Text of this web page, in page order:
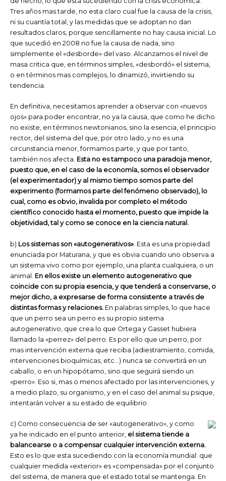
Tres años mas tarde, no esta claro cual fue la causa de la crisis,
ni su cuantía total, y las medidas que se adoptan no dan
resultados claros, porque sencillamente no hay causa inicial. Lo
que sucedió en 2008 no fue la causa de nada, sino
simplemente el «desborde» del vaso. Alcanzamos el nivel de
masa critica que, en términos simples, «desbordó» el sistema,
o en términos mas complejos, lo dinamizó, invirtiendo su
tendencia.
En definitiva, necesitamos aprender a observar con «nuevos
ojos» para poder encontrar, no ya la causa, que como he dicho
no existe, en términos newtonianos, sino la esencia, el principio
rector, del sistema del que, por otro lado, y no es una
circunstancia menor, formamos parte, y que por tanto,
también nos afecta. Esta no es tampoco una paradoja menor,
puesto que, en el caso de la economía, somos el observador
(el experimentador) y al mismo tiempo somos parte del
experimento (formamos parte del fenómeno observado), lo
cual, como es obvio, invalida por completo el método
científico conocido hasta el momento, puesto que impide la
objetividad, tal y como se conoce en la ciencia natural.
b) Los sistemas son «autogenerativos» . Esta es una propiedad
enunciada por Maturana, y que es obvia cuando uno observa a
un sistema vivo como por ejemplo, una planta cualquiera, o un
animal. En ellos existe un elemento autogenerativo que
coincide con su propia esencia, y que tenderá a conservarse, o
mejor dicho, a expresarse de forma consistente a través de
distintas formas y relaciones. En palabras simples, lo que hace
que un perro sea un perro es su propio sistema
autogenerativo, que crea lo que Ortega y Gasset hubiera
llamado la «perrez» del perro. Es por ello que un perro, por
mas intervención externa que reciba (adiestramiento, comida,
intervenciones bioquímicas, etc…) nunca se convertirá en un
caballo, o en un hipopótamo, sino que seguirá siendo un
«perro». Eso si, mas o menos afectado por las intervenciones, y
a medio plazo, su organismo, y en el caso del animal su psique,
intentarán volver a su estado de equilibrio.
c) Como consecuencia de ser «autogenerativo», y como
ya he indicado en el punto anterior, el sistema tiende a
balancearse o a compensar cualquier intervención externa.
Esto es lo que esta sucediendo con la economía mundial: que
cualquier medida «exterior» es «compensada» por el conjunto
del sistema, de manera que el estado total se mantenga. En